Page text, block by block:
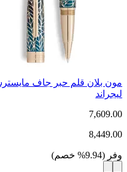
مون بلان قلم حبر جاف
ليجراند
7,609.00
8,449.00
وفر (
9.94
% خصم)